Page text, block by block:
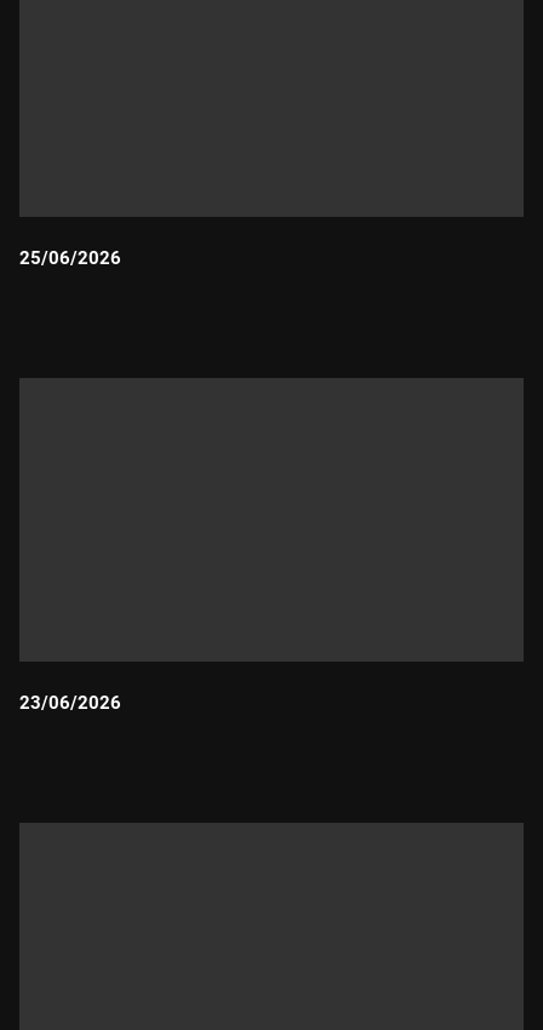
25/06/2026
23/06/2026